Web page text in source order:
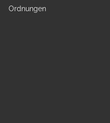
Ordnungen